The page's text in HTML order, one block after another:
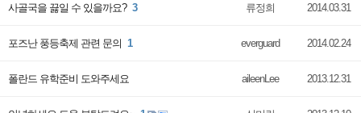
사골국을 끓일 수 있을까요? 3 류정희 2014.03.31
포즈난 풍등축제 관련 문의 1 everguard 2014.02.24
폴란드 유학준비 도와주세요 aileenLee 2013.12.31